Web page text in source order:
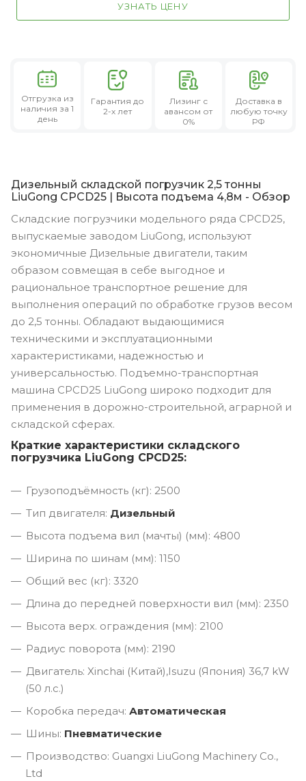
УЗНАТЬ ЦЕНУ
Отгрузка из
наличия за 1
день
Гарантия до
2-х лет
Лизингс
авансом от
0%
Доставка в
любую точку
РФ
Дизельный складской погрузчик 2,5 тонны
LiuGong CPCD25 | Высота подъема 4,8м - Обзор
Складские погрузчики модельного ряда CPCD25,
выпускаемые заводом LiuGong, используют
экономичные Дизельные двигатели, таким
образом совмещая в себе выгодное и
рациональное транспортное решение для
выполнения операций по обработке грузов весом
до 2,5 тонны. Обладают выдающимися
техническими и эксплуатационными
характеристиками, надежностью и
универсальностью. Подъемно-транспортная
машина CPCD25 LiuGong широко подходит для
применения в дорожно-строительной, аграрной и
складской сферах.
Краткие характеристики складского
погрузчика LiuGong CPCD25:
Грузоподъёмность (кг): 2500
Тип двигателя: Дизельный
Высота подъема вил (мачты) (мм): 4800
Ширина по шинам (мм): 1150
Общий вес (кг): 3320
Длина до передней поверхности вил (мм): 2350
Высота верх. ограждения (мм): 2100
Радиус поворота (мм): 2190
Двигатель: Xinchai (Китай),Isuzu (Япония) 36,7 kW
(50 л.с.)
Коробка передач: Автоматическая
Шины: Пневматические
Производство: Guangxi LiuGong Machinery Co.,
Ltd